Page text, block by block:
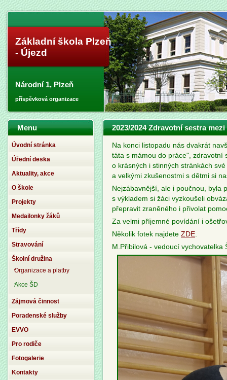
Základní škola Plzeň
- Újezd
Národní 1, Plzeň
příspěvková organizace
2023/2024 Zdravotní sestra mezi
Na konci listopadu nás dvakrát
táta s mámou do práce", zdravotní
o krásných i stinných stránkách
a velkými zkušenostmi s dětmi si
Nejzábavnější, ale i poučnou, byla
s výkladem si žáci vyzkoušeli
přepravit zraněného i přivolat
Za velmi příjemné povídání i
Několik fotek najdete ZDE.
M.Přibilová - vedoucí vychovatelka
Menu
Úvodní stránka
Úřední deska
Aktuality, akce
O škole
Projekty
Medailonky žáků
Třídy
Stravování
Školní družina
Organizace a platby
Akce ŠD
Zájmová činnost
Poradenské služby
EVVO
Pro rodiče
Fotogalerie
Kontakty